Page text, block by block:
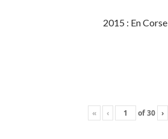
2015 : En Corse
« ‹ of30 ›